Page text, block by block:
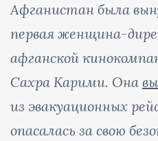
Афганистан была
первая женщина-
афганской
Сахра Карими. Она
из эвакуационных
опасалась за свою